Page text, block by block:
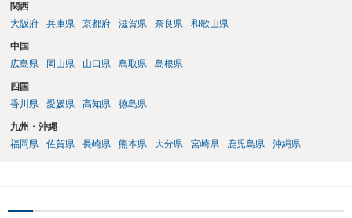
関西
大阪府
兵庫県 京都府 滋賀県 奈良県 和歌山県
中国
広島県
岡山県 山口県 鳥取県 島根県
四国
香川県
愛媛県 高知県 徳島県
九州・沖縄
福岡県
佐賀県 長崎県 熊本県 大分県 宮崎県 鹿児島県 沖縄県